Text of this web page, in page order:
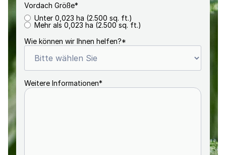
Vordach Größe*
Unter 0,023 ha (2.500 sq. ft.)
Mehr als 0,023 ha (2.500 sq. ft.)
Wie können wir Ihnen helfen?*
Weitere Informationen*